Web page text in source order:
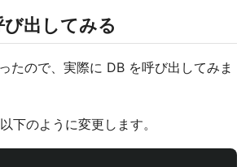
出してみる
たので、実際に DB を呼び出してみま
下のように変更します。